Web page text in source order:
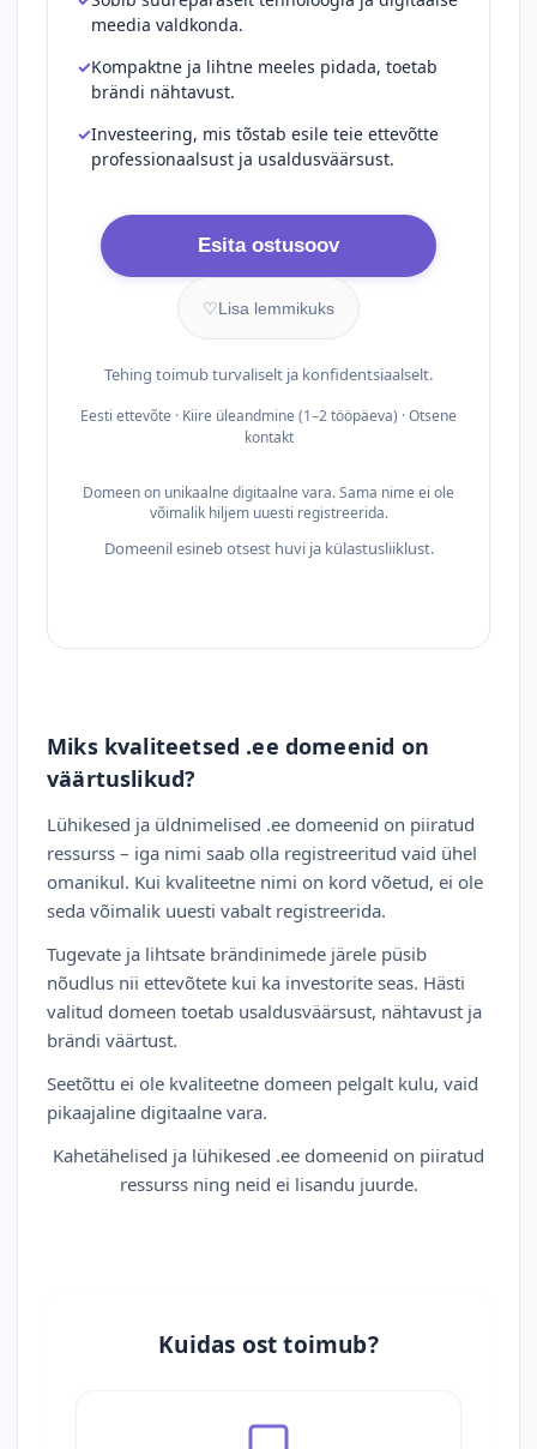
meedia valdkonda.
Kompaktne ja lihtne meeles pidada, toetab
brändi nähtavust.
Investeering, mis tõstab esile teie ettevõtte
professionaalsust ja usaldusväärsust.
Esita ostusoov
♡Lisa lemmikuks
Tehing toimub turvaliselt ja konfidentsiaalselt.
Eesti ettevõte · Kiire üleandmine (1–2 tööpäeva) · Otsene
kontakt
Domeen on unikaalne digitaalne vara. Sama nime ei ole
võimalik hiljem uuesti registreerida.
Domeenil esineb otsest huvi ja külastusliiklust.
Miks kvaliteetsed .ee domeenid on
väärtuslikud?
Lühikesed ja üldnimelised .ee domeenid on piiratud
ressurss – iga nimi saab olla registreeritud vaid ühel
omanikul. Kui kvaliteetne nimi on kord võetud, ei ole
seda võimalik uuesti vabalt registreerida.
Tugevate ja lihtsate brändinimede järele püsib
nõudlus nii ettevõtete kui ka investorite seas. Hästi
valitud domeen toetab usaldusväärsust, nähtavust ja
brändi väärtust.
Seetõttu ei ole kvaliteetne domeen pelgalt kulu, vaid
pikaajaline digitaalne vara.
Kahetähelised ja lühikesed .ee domeenid on piiratud
ressurss ning neid ei lisandu juurde.
Kuidas ost toimub?